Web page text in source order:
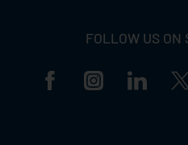
FOLLOW US ON